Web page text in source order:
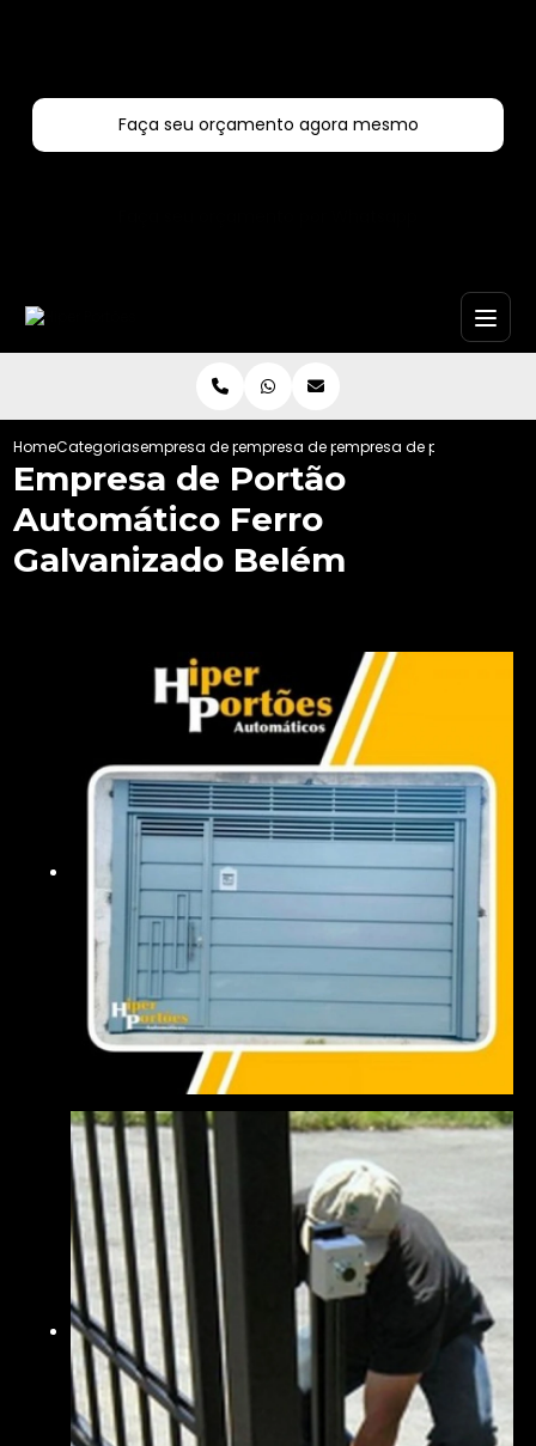
Faça seu orçamento agora mesmo
HomeCategoriasempresa de portoes automaticos
empresa de portao automatico
empresa de portao
Empresa de Portão
Automático Ferro
Galvanizado Belém